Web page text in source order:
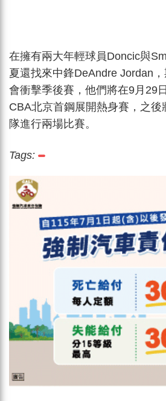
在擁有兩大年輕球員Doncic與
夏還找來中鋒DeAndre Jordan
會衝擊季後賽，他們將在9月29
CBA北京首鋼展開熱身賽，之後
隊進行兩場比賽。
Tags: